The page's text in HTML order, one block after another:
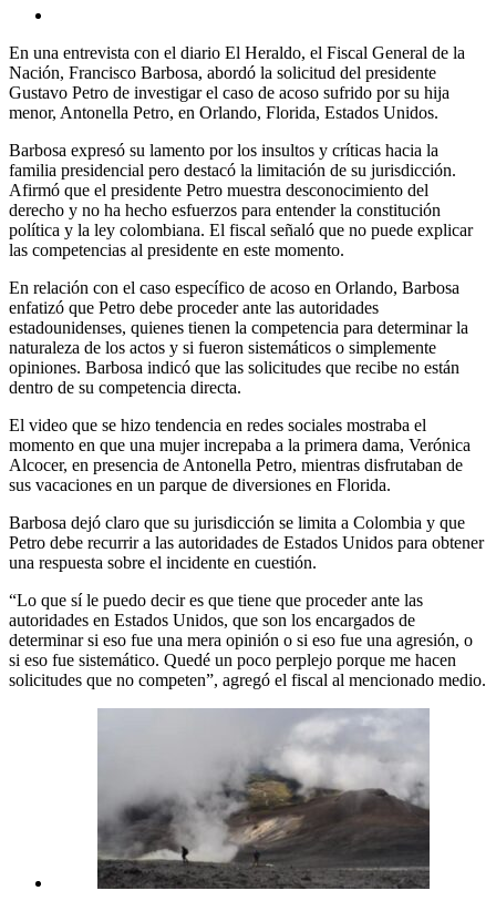
En una entrevista con el diario El Heraldo, el Fiscal General de la
Nación, Francisco Barbosa, abordó la solicitud del presidente
Gustavo Petro de investigar el caso de acoso sufrido por su hija
menor, Antonella Petro, en Orlando, Florida, Estados Unidos.
Barbosa expresó su lamento por los insultos y críticas hacia la
familia presidencial pero destacó la limitación de su jurisdicción.
Afirmó que el presidente Petro muestra desconocimiento del
derecho y no ha hecho esfuerzos para entender la constitución
política y la ley colombiana. El fiscal señaló que no puede explicar
las competencias al presidente en este momento.
En relación con el caso específico de acoso en Orlando, Barbosa
enfatizó que Petro debe proceder ante las autoridades
estadounidenses, quienes tienen la competencia para determinar la
naturaleza de los actos y si fueron sistemáticos o simplemente
opiniones. Barbosa indicó que las solicitudes que recibe no están
dentro de su competencia directa.
El video que se hizo tendencia en redes sociales mostraba el
momento en que una mujer increpaba a la primera dama, Verónica
Alcocer, en presencia de Antonella Petro, mientras disfrutaban de
sus vacaciones en un parque de diversiones en Florida.
Barbosa dejó claro que su jurisdicción se limita a Colombia y que
Petro debe recurrir a las autoridades de Estados Unidos para obtener
una respuesta sobre el incidente en cuestión.
“Lo que sí le puedo decir es que tiene que proceder ante las
autoridades en Estados Unidos, que son los encargados de
determinar si eso fue una mera opinión o si eso fue una agresión, o
si eso fue sistemático. Quedé un poco perplejo porque me hacen
solicitudes que no competen”, agregó el fiscal al mencionado medio.